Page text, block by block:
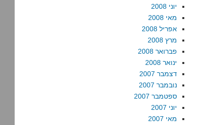
יוני 2008
מאי 2008
אפריל 2008
מרץ 2008
פברואר 2008
ינואר 2008
דצמבר 2007
נובמבר 2007
ספטמבר 2007
יוני 2007
מאי 2007